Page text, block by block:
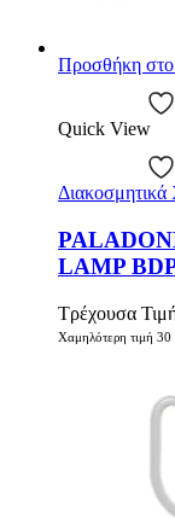
Προσθήκη στο
Quick View
LAMP
Τρέχουσα
Χαμηλότερη τιμή 30